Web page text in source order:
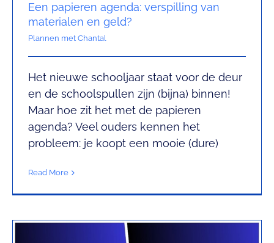
Een papieren agenda: verspilling van
materialen en geld?
Plannen met Chantal
Het nieuwe schooljaar staat voor de deur
en de schoolspullen zijn (bijna) binnen!
Maar hoe zit het met de papieren
agenda? Veel ouders kennen het
probleem: je koopt een mooie (dure)
Read More
Huiswerk maken vanuit
motivatie of discipline.
Leren met Chantal